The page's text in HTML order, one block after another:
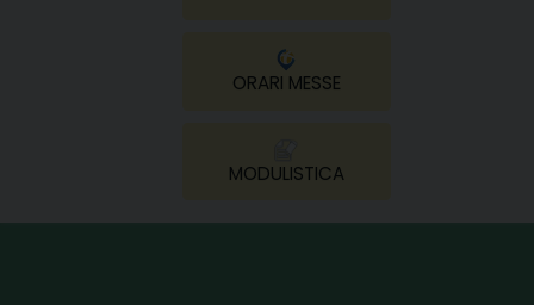
ORARI MESSE
MODULISTICA